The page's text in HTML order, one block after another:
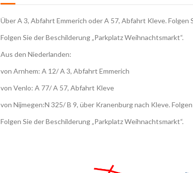
Über A 3, Abfahrt Emmerich oder A 57, Abfahrt Kleve.
Folgen Sie der Beschilderung „Parkplatz Weihnachtsmarkt“.
Aus den Niederlanden:
von Arnhem: A 12/ A 3, Abfahrt Emmerich
von Venlo: A 77/ A 57, Abfahrt Kleve
von Nijmegen:N 325/ B 9, über Kranenburg nach Kleve.
Folgen Sie der Beschilderung „Parkplatz Weihnachtsmarkt“.